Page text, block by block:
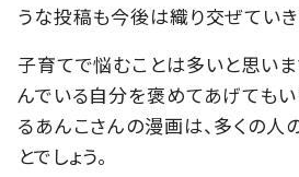
うな投稿も今後は織り交ぜていき
子育てで悩むことは多いと思いま
んでいる自分を褒めてあげてもい
るあんこさんの漫画は、多くの人
とでしょう。